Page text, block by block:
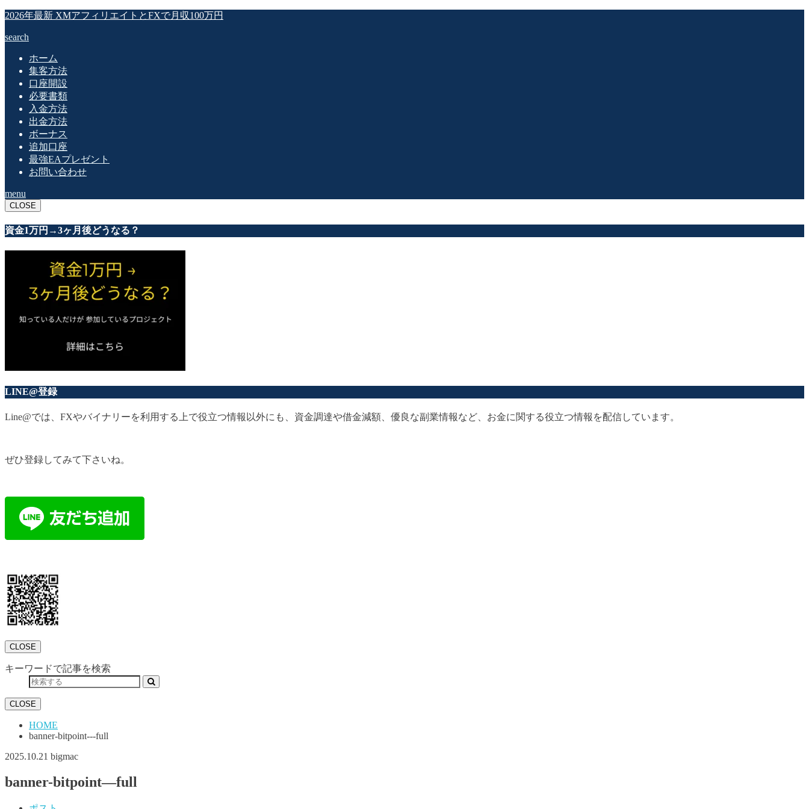
2026年最新 XMアフィリエイトとFXで月収100万円
search
ホーム
集客方法
口座開設
必要書類
入金方法
出金方法
ボーナス
追加口座
最強EAプレゼント
お問い合わせ
menu
CLOSE
資金1万円→3ヶ月後どうなる？
LINE@登録
Line@では、FXやバイナリーを利用する上で役立つ情報以外にも、資金調達や借金減額、優良な副業情報など、お金に関する役立つ情報を配信しています。
ぜひ登録してみて下さいね。
CLOSE
キーワードで記事を検索
CLOSE
HOME
banner-bitpoint---full
2025.10.21 bigmac
banner-bitpoint—full